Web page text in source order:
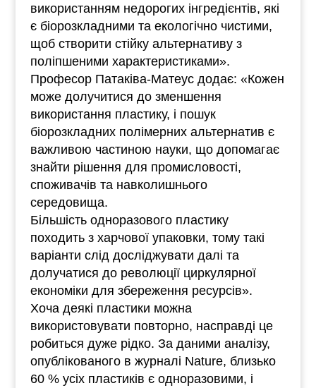
використанням недорогих інгредієнтів, які
є біорозкладними та екологічно чистими,
щоб створити стійку альтернативу з
поліпшеними характеристиками».
Професор Патаківа-Матеус додає: «Кожен
може долучитися до зменшення
використання пластику, і пошук
біорозкладних полімерних альтернатив є
важливою частиною науки, що допомагає
знайти рішення для промисловості,
споживачів та навколишнього
середовища.
Більшість одноразового пластику
походить з харчової упаковки, тому такі
варіанти слід досліджувати далі та
долучатися до революції циркулярної
економіки для збереження ресурсів».
Хоча деякі пластики можна
використовувати повторно, насправді це
робиться дуже рідко. За даними аналізу,
опублікованого в журналі Nature, близько
60 % усіх пластиків є одноразовими, і